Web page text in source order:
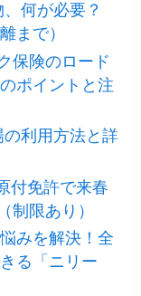
何が必要？
まで）
保険のロード
ポイントと注
利用方法と詳
付免許で来春
制限あり）
みを解決！全
る「ニリー